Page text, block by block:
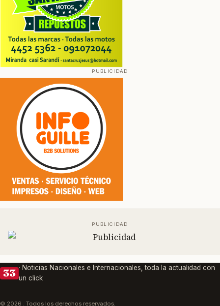
33 · Noticias Nacionales e Internacionales, toda la actualidad con
un click
© 2026 . Todos los derechos reservados.